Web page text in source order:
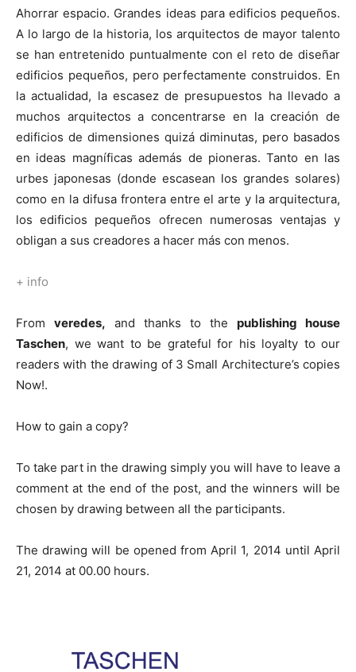
Ahorrar espacio. Grandes ideas para edificios pequeños.
A lo largo de la historia, los arquitectos de mayor talento
se han entretenido puntualmente con el reto de diseñar
edificios pequeños, pero perfectamente construidos. En
la actualidad, la escasez de presupuestos ha llevado a
muchos arquitectos a concentrarse en la creación de
edificios de dimensiones quizá diminutas, pero basados
en ideas magníficas además de pioneras. Tanto en las
urbes japonesas (donde escasean los grandes solares)
como en la difusa frontera entre el arte y la arquitectura,
los edificios pequeños ofrecen numerosas ventajas y
obligan a sus creadores a hacer más con menos.
+ info
From veredes, and thanks to the publishing house
Taschen, we want to be grateful for his loyalty to our
readers with the drawing of 3 Small Architecture’s copies
Now!.
How to gain a copy?
To take part in the drawing simply you will have to leave a
comment at the end of the post, and the winners will be
chosen by drawing between all the participants.
The drawing will be opened from April 1, 2014 until April
21, 2014 at 00.00 hours.